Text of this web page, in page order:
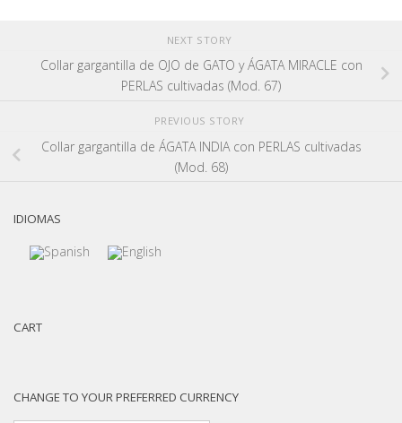
NEXT STORY
Collar gargantilla de OJO de GATO y ÁGATA MIRACLE con
PERLAS cultivadas (Mod. 67)
PREVIOUS STORY
Collar gargantilla de ÁGATA INDIA con PERLAS cultivadas
(Mod. 68)
IDIOMAS
CART
CHANGE TO YOUR PREFERRED CURRENCY